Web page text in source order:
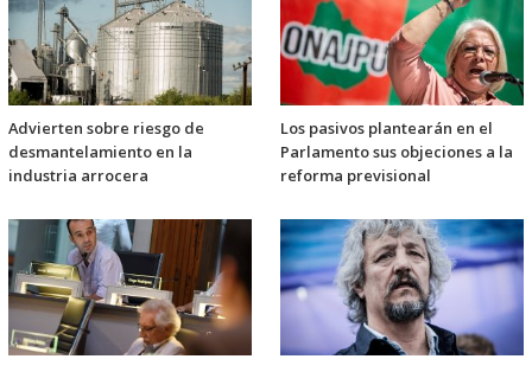
Advierten sobre riesgo de
desmantelamiento en la
industria arrocera
Los pasivos plantearán en el
Parlamento sus objeciones a la
reforma previsional